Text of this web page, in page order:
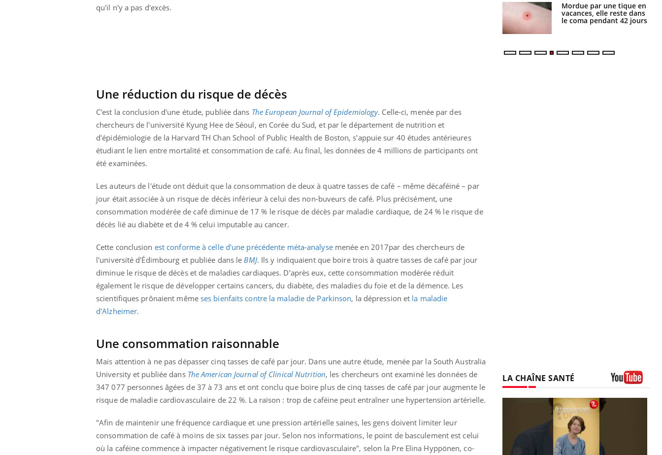
qu'il n'y a pas d'excès.
Une réduction du risque de décès
C'est la conclusion d'une étude, publiée dans The European Journal of Epidemiology. Celle-ci, menée par des
chercheurs de l'université Kyung Hee de Séoul, en Corée du Sud, et par le département de nutrition et
d'épidémiologie de la Harvard TH Chan School of Public Health de Boston, s'appuie sur 40 études antérieures
étudiant le lien entre mortalité et consommation de café. Au final, les données de 4 millions de participants ont
été examinées.
Les auteurs de l'étude ont déduit que la consommation de deux à quatre tasses de café – même décaféiné – par
jour était associée à un risque de décès inférieur à celui des non-buveurs de café. Plus précisément, une
consommation modérée de café diminue de 17 % le risque de décès par maladie cardiaque, de 24 % le risque de
décès lié au diabète et de 4 % celui imputable au cancer.
Cette conclusion est conforme à celle d'une précédente méta-analysemenée en 2017par des chercheurs de
l'université d'Édimbourg et publiée dans le BMJ. Ils y indiquaient que boire trois à quatre tasses de café par jour
diminue le risque de décès et de maladies cardiaques. D’après eux, cette consommation modérée réduit
également le risque de développer certains cancers, du diabète, des maladies du foie et de la démence. Les
scientifiques prônaient même ses bienfaits contre la maladie de Parkinson, la dépression et la maladie
d'Alzheimer.
Une consommation raisonnable
Mais attention à ne pas dépasser cinq tasses de café par jour. Dans une autre étude, menée par la South Australia
University et publiée dans The American Journal of Clinical Nutrition, les chercheurs ont examiné les données de
347 077 personnes âgées de 37 à 73 ans et ont conclu que boire plus de cinq tasses de café par jour augmente le
risque de maladie cardiovasculaire de 22 %. La raison : trop de caféine peut entraîner une hypertension artérielle.
"Afin de maintenir une fréquence cardiaque et une pression artérielle saines, les gens doivent limiter leur
consommation de café à moins de six tasses par jour. Selon nos informations, le point de basculement est celui
où la caféine commence à impacter négativement le risque cardiovasculaire", selon la Pre Elina Hyppönen, co-
Cytomégalovirus : ce qui
change dans la prise en
Mordue par une tique en
vacances, elle reste dans
le coma pendant 42 jours
LA CHAÎNE SANTÉ
Youtube
Carence en fer : comprendre pour
prévenir Youtube
Fatigue, irritabilité, brouillard mental ou